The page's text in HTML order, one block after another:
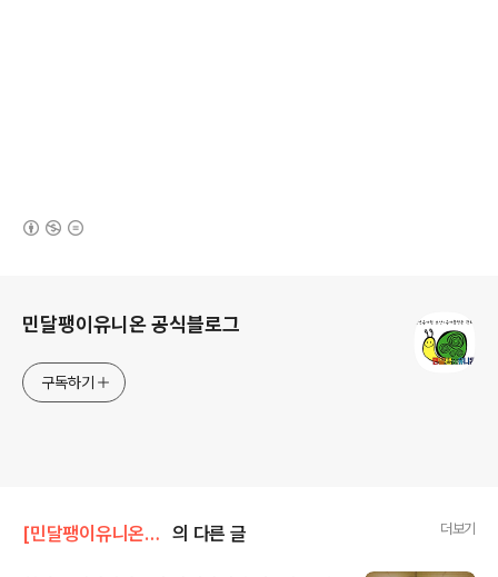
민달팽이유니온 공식블로그
구독하기
[민달팽이유니온]/* 활동보고 의 다른 글 더보기